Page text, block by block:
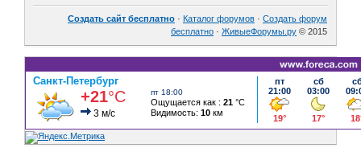
Создать сайт бесплатно · Каталог форумов · Создать форум
бесплатно · ЖивыеФорумы.ру © 2015